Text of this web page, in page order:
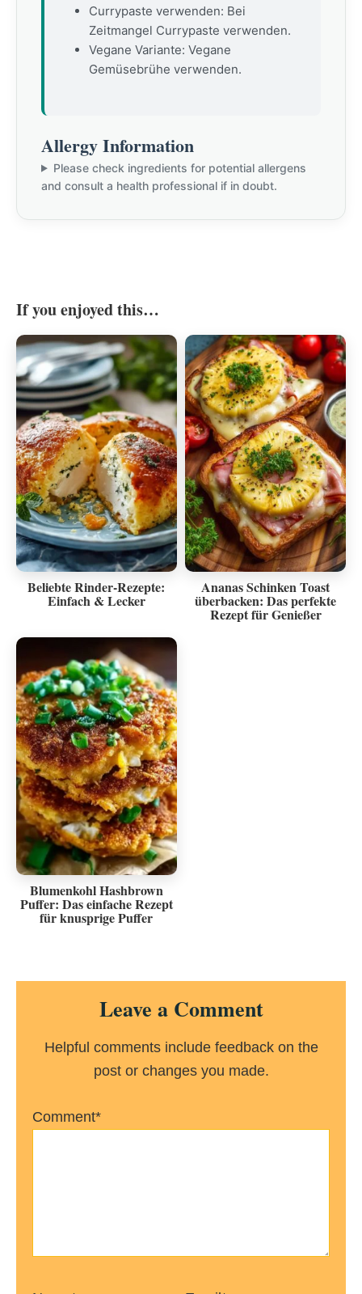
Currypaste verwenden: Bei
Zeitmangel Currypaste verwenden.
Vegane Variante: Vegane
Gemüsebrühe verwenden.
Allergy Information
Please check ingredients for potential allergens
and consult a health professional if in doubt.
If you enjoyed this…
Beliebte Rinder-Rezepte:
Einfach & Lecker
Ananas Schinken Toast
überbacken: Das perfekte
Rezept für Genießer
Blumenkohl Hashbrown
Puffer: Das einfache Rezept
für knusprige Puffer
Reader
InteractionsLeave a Comment
Helpful comments include feedback on the
post or changes you made.
Comment*